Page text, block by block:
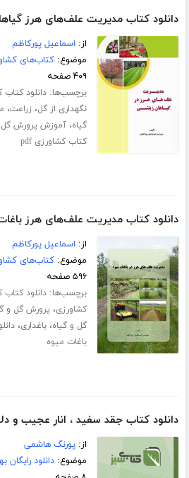
دانلود کتاب مدیریت علف‌های هرز
از: اسماعیل پورکاظم
موضوع:کتاب‌های
۴۰۹ صفحه
برچسب‌ها:دانلود کتاب
نگهداری از گل، زراعت،
گیاه،آموزش پرورش گل
کتاب کشاورزی pdf
دانلود کتاب مدیریت علف‌های هرز
از: اسماعیل پورکاظم
موضوع:کتاب‌های
۵۹۶ صفحه
برچسب‌ها:دانلود کتاب
کشاورزی، پرورش گل و
گل و گیاه،باغداری،
باغات میوه
دانلود کتاب جقد سفید ، انار عجیب و
از:پورنگ هاشمی
موضوع:دانلود